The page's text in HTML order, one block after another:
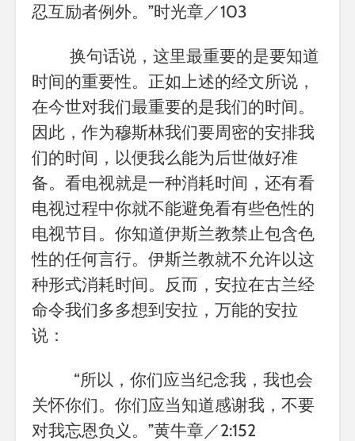
忍互励者例外。 ”时光章／103
换句话说，这里最重要的是要知道
时间的重要性。正如上述的经文所说，
在今世对我们最重要的是我们的时间。
因此，作为穆斯林我们要周密的安排我
们的时间，以便我么能为后世做好准
备。看电视就是一种消耗时间，还有看
电视过程中你就不能避免看有些色性的
电视节目。你知道伊斯兰教禁止包含色
性的任何言行。伊斯兰教就不允许以这
种形式消耗时间。反而，安拉在古兰经
命令我们多多想到安拉，万能的安拉
说：
“所以，你们应当纪念我，我也会
关怀你们。你们应当知道感谢我，不要
对我忘恩负义。 ”黄牛章／2:152